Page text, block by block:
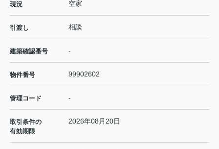
現況 空家
引渡し 相談
建築確認番号 -
物件番号 99902602
管理コード -
取引条件の
有効期限
2026年08月20日